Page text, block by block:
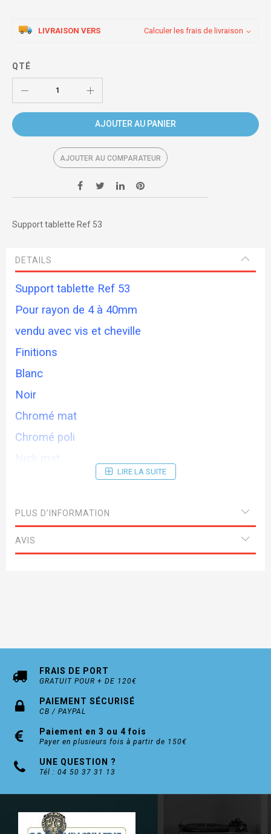
LIVRAISON VERS Calculer les frais de livraison
QTÉ
AJOUTER AU PANIER
AJOUTER AU COMPARATEUR
Support tablette Ref 53
DETAILS
Support tablette Ref 53
Pour rayon de 4 à 40mm
vendu avec vis et cheville
Finitions
Blanc
Noir
Chromé mat
Chromé poli
Nick mat
LIRE LA SUITE
PLUS D’INFORMATION
AVIS
FRAIS DE PORT
GRATUIT POUR + DE 120€
PAIEMENT SÉCURISÉ
CB / PAYPAL
Paiement en 3 ou 4 fois
Payer en plusieurs fois à partir de 150€
UNE QUESTION ?
Tél : 04 50 37 31 13